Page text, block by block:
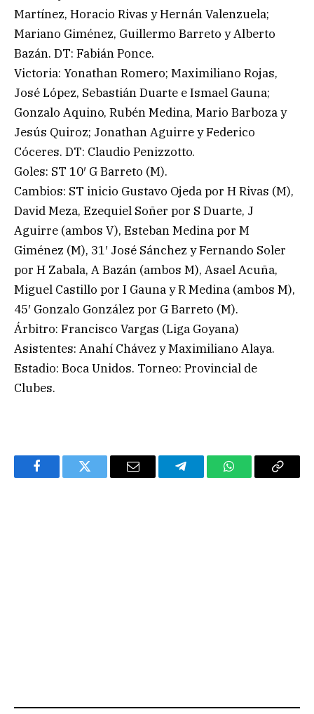
Martínez, Horacio Rivas y Hernán Valenzuela;
Mariano Giménez, Guillermo Barreto y Alberto
Bazán. DT: Fabián Ponce.
Victoria: Yonathan Romero; Maximiliano Rojas,
José López, Sebastián Duarte e Ismael Gauna;
Gonzalo Aquino, Rubén Medina, Mario Barboza y
Jesús Quiroz; Jonathan Aguirre y Federico
Cóceres. DT: Claudio Penizzotto.
Goles: ST 10′ G Barreto (M).
Cambios: ST inicio Gustavo Ojeda por H Rivas (M),
David Meza, Ezequiel Soñer por S Duarte, J
Aguirre (ambos V), Esteban Medina por M
Giménez (M), 31′ José Sánchez y Fernando Soler
por H Zabala, A Bazán (ambos M), Asael Acuña,
Miguel Castillo por I Gauna y R Medina (ambos M),
45′ Gonzalo González por G Barreto (M).
Árbitro: Francisco Vargas (Liga Goyana)
Asistentes: Anahí Chávez y Maximiliano Alaya.
Estadio: Boca Unidos. Torneo: Provincial de
Clubes.
FacebookTwitter Email TelegramWhatsAppCopy